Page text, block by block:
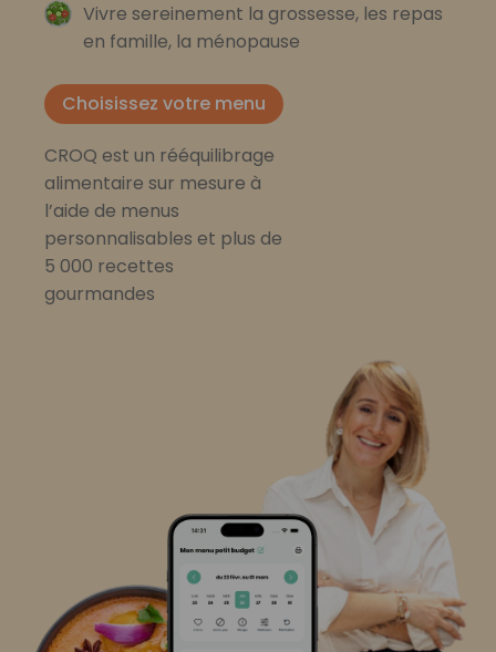
Vivre sereinement la grossesse, les repas
en famille, la ménopause
Choisissez votre menu
CROQ est un rééquilibrage
alimentaire sur mesure à
l’aide de menus
personnalisables et plus de
5 000 recettes
gourmandes